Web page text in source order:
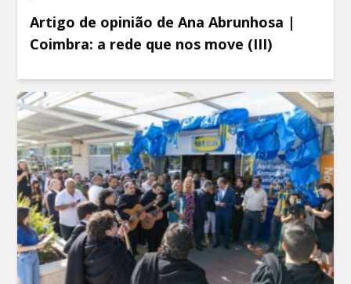
Artigo de opinião de Ana Abrunhosa |
Coimbra: a rede que nos move (III)